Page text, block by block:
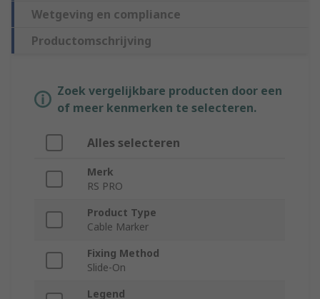
Wetgeving en compliance
Productomschrijving
Zoek vergelijkbare producten door een
of meer kenmerken te selecteren.
Alles selecteren
Merk
RS PRO
Product Type
Cable Marker
Fixing Method
Slide-On
Legend